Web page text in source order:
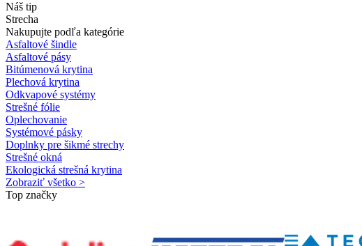
Náš tip
Strecha
Nakupujte podľa kategórie
Asfaltové šindle
Asfaltové pásy
Bitúmenová krytina
Plechová krytina
Odkvapové systémy
Strešné fólie
Oplechovanie
Systémové pásky
Doplnky pre šikmé strechy
Strešné okná
Ekologická strešná krytina
Zobraziť všetko >
Top značky